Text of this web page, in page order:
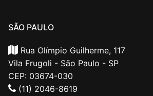
SÃO PAULO
Rua Olímpio Guilherme, 117
Vila Frugoli - São Paulo - SP
CEP: 03674-030
(11) 2046-8619